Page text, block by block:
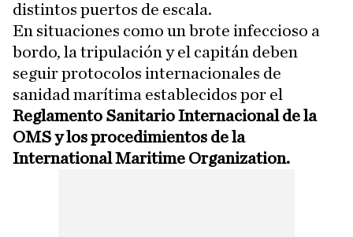
distintos puertos de escala.
En situaciones como un brote infeccioso a
bordo, la tripulación y el capitán deben
seguir protocolos internacionales de
sanidad marítima establecidos por el
Reglamento Sanitario Internacional de la
OMS y los procedimientos de la
International Maritime Organization.